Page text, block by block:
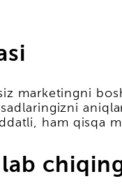
marketingni
ham qisqa